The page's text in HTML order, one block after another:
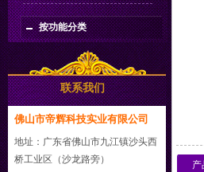
按功能分类
联系我们
佛山市帝辉科技实业有限公司
地址：广东省佛山市九江镇沙头西
桥工业区（沙龙路旁）
产